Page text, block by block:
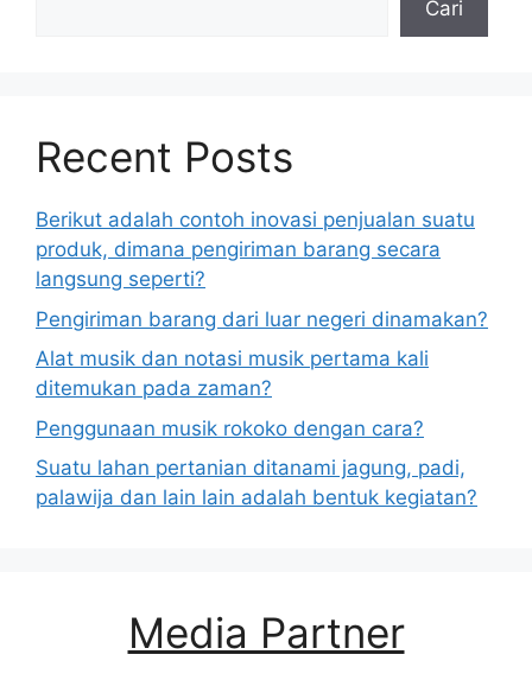
Cari
Recent Posts
Berikut adalah contoh inovasi penjualan suatu
produk, dimana pengiriman barang secara
langsung seperti?
Pengiriman barang dari luar negeri dinamakan?
Alat musik dan notasi musik pertama kali
ditemukan pada zaman?
Penggunaan musik rokoko dengan cara?
Suatu lahan pertanian ditanami jagung, padi,
palawija dan lain lain adalah bentuk kegiatan?
Media Partner